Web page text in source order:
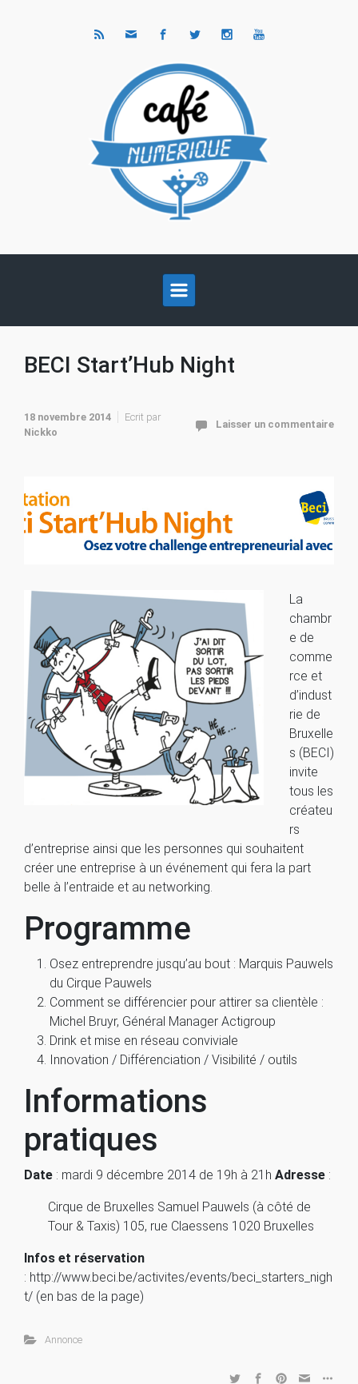
BECI Start’Hub Night
18 novembre 2014
Ecrit par
Nickko
Laisser un commentaire
La
chambr
e de
comme
rce et
d’indust
rie de
Bruxelle
s (BECI)
invite
tous les
créateu
rs
d’entreprise ainsi que les personnes qui souhaitent
créer une entreprise à un événement qui fera la part
belle à l’entraide et au networking.
Programme
Osez entreprendre jusqu’au bout : Marquis Pauwels
du Cirque Pauwels
Comment se différencier pour attirer sa clientèle :
Michel Bruyr, Général Manager Actigroup
Drink et mise en réseau conviviale
Innovation / Différenciation / Visibilité / outils
Informations
pratiques
Date : mardi 9 décembre 2014 de 19h à 21h Adresse :
Cirque de Bruxelles Samuel Pauwels (à côté de
Tour & Taxis) 105, rue Claessens 1020 Bruxelles
Infos et réservation
: http://www.beci.be/activites/events/beci_starters_nigh
t/ (en bas de la page)
Annonce